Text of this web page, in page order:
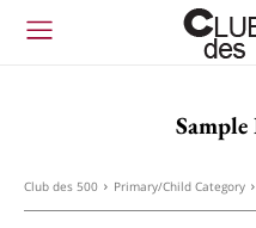
Club des 500 Primary/Child Category